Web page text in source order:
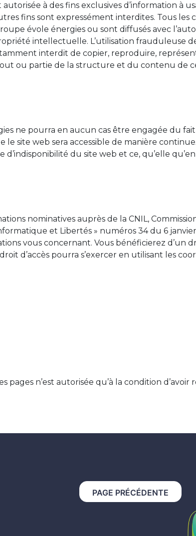
à des fins exclusives d’information à
fins sont expressément interdites. Tous les
évole énergies ou sont diffusés avec
intellectuelle. L’utilisation frauduleuse
interdit de copier, reproduire,
ou partie de la structure et du contenu de
ne pourra en aucun cas être engagée du fait
site web sera accessible de manière
du site web et ce, qu’elle qu’en
nominatives auprès de la CNIL,
et Libertés » numéros 34 du 6
vous concernant. Vous bénéficierez d’un
d’accès pourra s’exercer en utilisant les
n’est autorisée qu’à la condition d’avoir
PAGE PRÉCÉDENTE